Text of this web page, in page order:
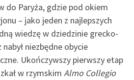
do Paryża, gdzie pod okiem
– jako jeden z najlepszych
wiedzę w dziedzinie grecko-
niezbędne obycie
Ukończywszy pierwszy etap
w rzymskim Almo Collegio